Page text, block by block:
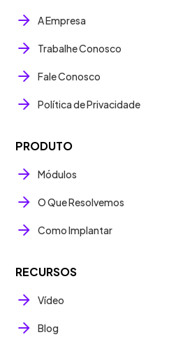
A Empresa
Trabalhe Conosco
Fale Conosco
Política de Privacidade
PRODUTO
Módulos
O Que Resolvemos
Como Implantar
RECURSOS
Vídeo
Blog